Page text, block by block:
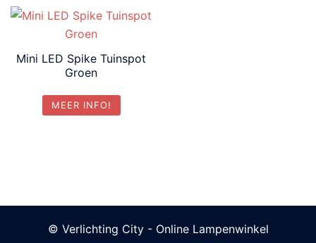
Mini LED Spike Tuinspot
Groen
MEER INFO!
© Verlichting City - Online Lampenwinkel